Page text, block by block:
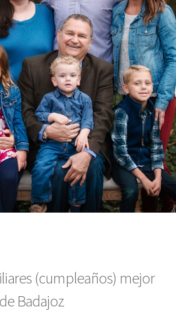
(cumpleaños) mejor
Badajoz